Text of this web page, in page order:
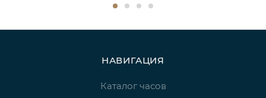
НАВИГАЦИЯ
Каталог часов